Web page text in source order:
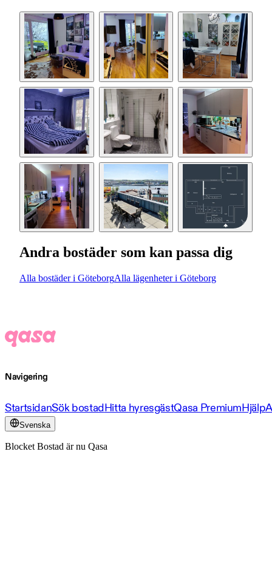
Andra bostäder som kan passa dig
Alla bostäder i GöteborgAlla lägenheter i Göteborg
Navigering
StartsidanSök bostadHitta hyresgästQasa PremiumHjälp
Svenska
Blocket Bostad är nu Qasa